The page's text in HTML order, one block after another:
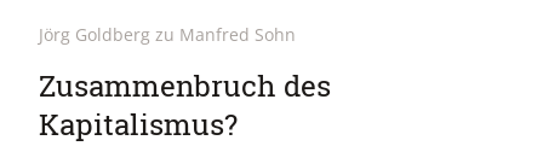
Jörg Goldberg zu Manfred Sohn
Zusammenbruch des
Kapitalismus?